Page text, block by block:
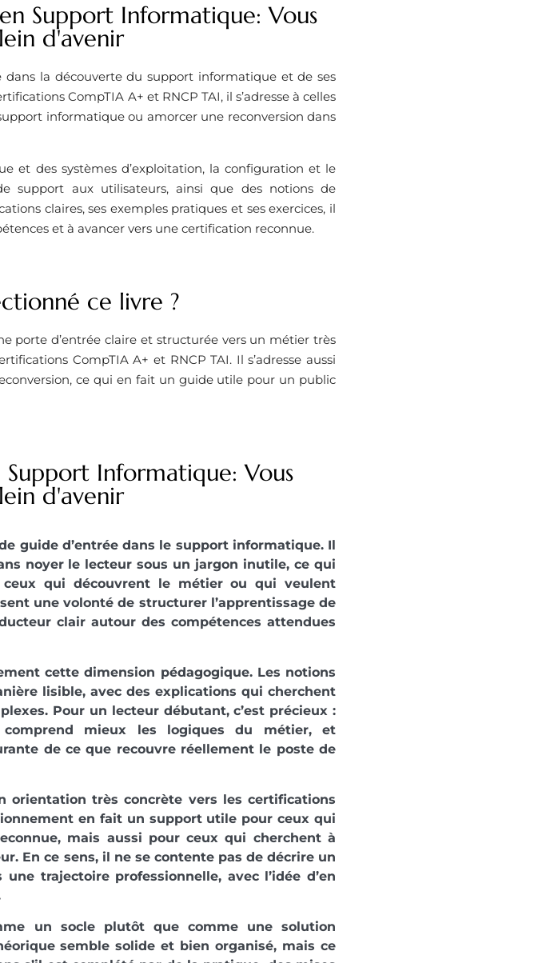
Support Informatique: Vous
d'avenir
la découverte du support informatique et de ses
CompTIA A+ et RNCP TAI, il s’adresse à celles
informatique ou amorcer une reconversion dans
et des systèmes d’exploitation, la configuration et le
support aux utilisateurs, ainsi que des notions de
claires, ses exemples pratiques et ses exercices, il
et à avancer vers une certification reconnue.
ce livre ?
porte d’entrée claire et structurée vers un métier très
CompTIA A+ et RNCP TAI. Il s’adresse aussi
ce qui en fait un guide utile pour un public
Informatique: Vous
d'avenir
guide d’entrée dans le support informatique. Il
noyer le lecteur sous un jargon inutile, ce qui
ceux qui découvrent le métier ou qui veulent
une volonté de structurer l’apprentissage de
clair autour des compétences attendues
cette dimension pédagogique. Les notions
lisible, avec des explications qui cherchent
Pour un lecteur débutant, c’est précieux :
mieux les logiques du métier, et
de ce que recouvre réellement le poste de
orientation très concrète vers les certifications
en fait un support utile pour ceux qui
mais aussi pour ceux qui cherchent à
En ce sens, il ne se contente pas de décrire un
trajectoire professionnelle, avec l’idée d’en
un socle plutôt que comme une solution
semble solide et bien organisé, mais ce